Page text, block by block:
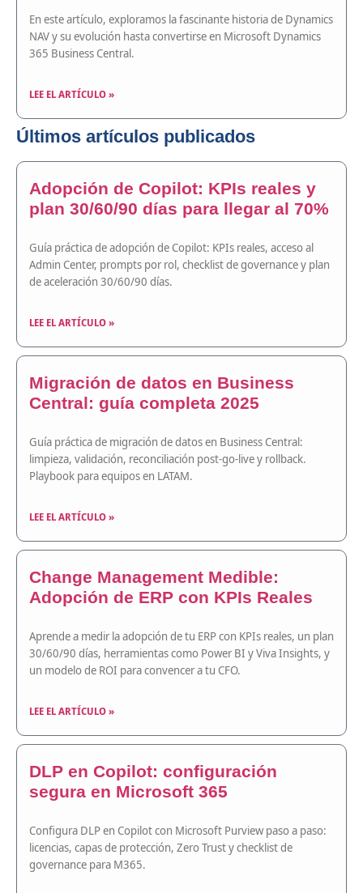
En este artículo, exploramos la fascinante historia de Dynamics
NAV y su evolución hasta convertirse en Microsoft Dynamics
365 Business Central.
LEE EL ARTÍCULO »
Últimos artículos publicados
Adopción de Copilot: KPIs reales y
plan 30/60/90 días para llegar al 70%
Guía práctica de adopción de Copilot: KPIs reales, acceso al
Admin Center, prompts por rol, checklist de governance y plan
de aceleración 30/60/90 días.
LEE EL ARTÍCULO »
Migración de datos en Business
Central: guía completa 2025
Guía práctica de migración de datos en Business Central:
limpieza, validación, reconciliación post-go-live y rollback.
Playbook para equipos en LATAM.
LEE EL ARTÍCULO »
Change Management Medible:
Adopción de ERP con KPIs Reales
Aprende a medir la adopción de tu ERP con KPIs reales, un plan
30/60/90 días, herramientas como Power BI y Viva Insights, y
un modelo de ROI para convencer a tu CFO.
LEE EL ARTÍCULO »
DLP en Copilot: configuración
segura en Microsoft 365
Configura DLP en Copilot con Microsoft Purview paso a paso:
licencias, capas de protección, Zero Trust y checklist de
governance para M365.